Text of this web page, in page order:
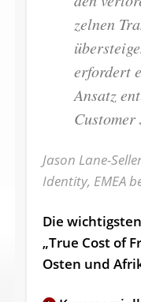
zel­nen
er­for­dert
An­satz
Jason Lane-
Identity, EMEA
Die
„True Cost of
Osten und